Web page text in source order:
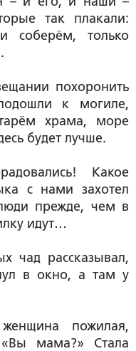
так плакали:
соберём, только
похоронить
к могиле,
храма, море
будет лучше.
Какое
с нами захотел
прежде, чем в
идут…
чад рассказывал,
в окно, а там у
пожилая,
мама?» Стала